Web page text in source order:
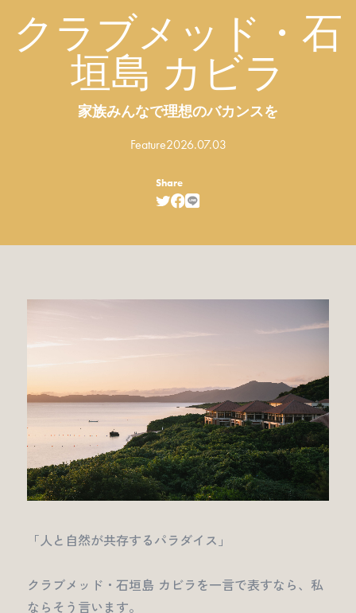
クラブメッド・石
垣島 カビラ
家族みんなで理想のバカンスを
Feature2026.07.03
Share
「人と自然が共存するパラダイス」
クラブメッド・石垣島 カビラを一言で表すなら、私
ならそう言います。